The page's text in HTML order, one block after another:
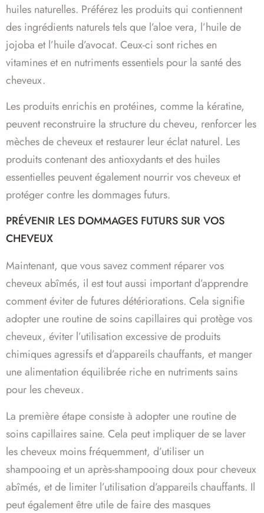
huiles naturelles. Préférez les produits qui contiennent
des ingrédients naturels tels que l’aloe vera, l’huile de
jojoba et l’huile d’avocat. Ceux-ci sont riches en
vitamines et en nutriments essentiels pour la santé des
cheveux.
Les produits enrichis en protéines, comme la kératine,
peuvent reconstruire la structure du cheveu, renforcer les
mèches de cheveux et restaurer leur éclat naturel. Les
produits contenant des antioxydants et des huiles
essentielles peuvent également nourrir vos cheveux et
protéger contre les dommages futurs.
PRÉVENIR LES DOMMAGES FUTURS SUR VOS
CHEVEUX
Maintenant, que vous savez comment réparer vos
cheveux abîmés, il est tout aussi important d’apprendre
comment éviter de futures détériorations. Cela signifie
adopter une routine de soins capillaires qui protège vos
cheveux, éviter l’utilisation excessive de produits
chimiques agressifs et d’appareils chauffants, et manger
une alimentation équilibrée riche en nutriments sains
pour les cheveux.
La première étape consiste à adopter une routine de
soins capillaires saine. Cela peut impliquer de se laver
les cheveux moins fréquemment, d’utiliser un
shampooing et un après-shampooing doux pour cheveux
abîmés, et de limiter l’utilisation d’appareils chauffants. Il
peut également être utile de faire des masques